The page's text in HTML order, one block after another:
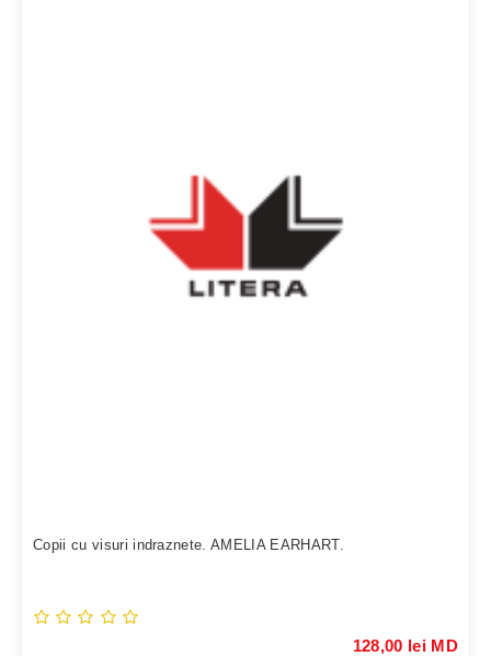
Copii cu visuri indraznete. AMELIA EARHART.
128,00 lei MD